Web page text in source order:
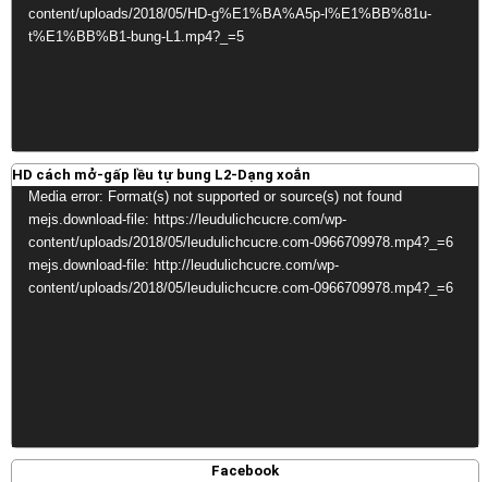
content/uploads/2018/05/HD-g%E1%BA%A5p-l%E1%BB%81u-
t%E1%BB%B1-bung-L1.mp4?_=5
HD cách mở-gấp lều tự bung L2-Dạng xoắn
Video
Player
Media error: Format(s) not supported or source(s) not found
mejs.download-file: https://leudulichcucre.com/wp-
content/uploads/2018/05/leudulichcucre.com-0966709978.mp4?_=6
mejs.download-file: http://leudulichcucre.com/wp-
content/uploads/2018/05/leudulichcucre.com-0966709978.mp4?_=6
Facebook